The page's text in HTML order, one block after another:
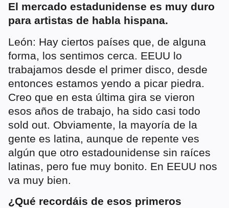
El mercado estadunidense es muy duro
para artistas de habla hispana.
León: Hay ciertos países que, de alguna
forma, los sentimos cerca. EEUU lo
trabajamos desde el primer disco, desde
entonces estamos yendo a picar piedra.
Creo que en esta última gira se vieron
esos años de trabajo, ha sido casi todo
sold out. Obviamente, la mayoría de la
gente es latina, aunque de repente ves
algún que otro estadounidense sin raíces
latinas, pero fue muy bonito. En EEUU nos
va muy bien.
¿Qué recordáis de esos primeros